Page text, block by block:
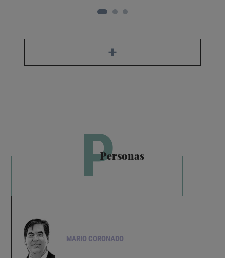
+
PPersonas
MARIO CORONADO